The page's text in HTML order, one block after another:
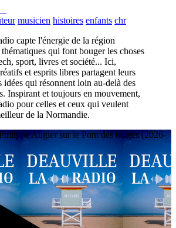
musicien histoires enfants chr
capte l'énergie de la région
qui font bouger les choses
sport, livres et société... Ici,
et esprits libres partagent leurs
idées qui résonnent loin au-delà des
Inspirant et toujours en mouvement,
pour celles et ceux qui veulent
de la Normandie.
Augier sur le Pont des belges (2026-